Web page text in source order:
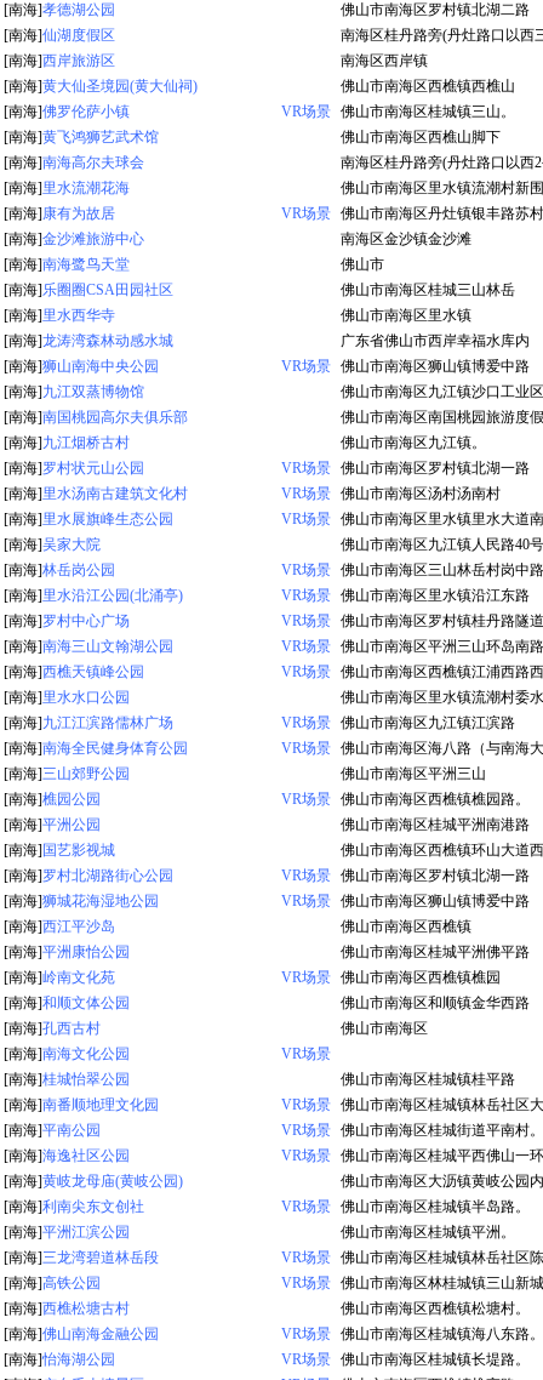
[南海]孝德湖公园
佛山市南海区罗村镇北湖二路
[南海]仙湖度假区
南海区桂丹路旁(丹灶路口以西
[南海]西岸旅游区
南海区西岸镇
[南海]黄大仙圣境园(黄大仙祠)
佛山市南海区西樵镇西樵山
[南海]佛罗伦萨小镇 VR场景
佛山市南海区桂城镇三山。
[南海]黄飞鸿狮艺武术馆
佛山市南海区西樵山脚下
[南海]南海高尔夫球会
南海区桂丹路旁(丹灶路口以西
[南海]里水流潮花海
佛山市南海区里水镇流潮村新围
[南海]康有为故居 VR场景
佛山市南海区丹灶镇银丰路苏村
[南海]金沙滩旅游中心
南海区金沙镇金沙滩
[南海]南海鹭鸟天堂
佛山市
[南海]乐圈圈CSA田园社区
佛山市南海区桂城三山林岳
[南海]里水西华寺
佛山市南海区里水镇
[南海]龙涛湾森林动感水城
广东省佛山市西岸幸福水库内
[南海]狮山南海中央公园 VR场景
佛山市南海区狮山镇博爱中路
[南海]九江双蒸博物馆
佛山市南海区九江镇沙口工业区
[南海]南国桃园高尔夫俱乐部
佛山市南海区南国桃园旅游度
[南海]九江烟桥古村
佛山市南海区九江镇。
[南海]罗村状元山公园 VR场景
佛山市南海区罗村镇北湖一路
[南海]里水汤南古建筑文化村 VR场景
佛山市南海区汤村汤南村
[南海]里水展旗峰生态公园 VR场景
佛山市南海区里水镇里水大道
[南海]吴家大院
佛山市南海区九江镇人民路40号
[南海]林岳岗公园 VR场景
佛山市南海区三山林岳村岗中
[南海]里水沿江公园(北涌亭) VR场景
佛山市南海区里水镇沿江东路
[南海]罗村中心广场 VR场景
佛山市南海区罗村镇桂丹路隧
[南海]南海三山文翰湖公园 VR场景
佛山市南海区平洲三山环岛南
[南海]西樵天镇峰公园 VR场景
佛山市南海区西樵镇江浦西路
[南海]里水水口公园
佛山市南海区里水镇流潮村委
[南海]九江江滨路儒林广场 VR场景
佛山市南海区九江镇江滨路
[南海]南海全民健身体育公园 VR场景
佛山市南海区海八路（与南海
[南海]三山郊野公园
佛山市南海区平洲三山
[南海]樵园公园 VR场景
佛山市南海区西樵镇樵园路。
[南海]平洲公园
佛山市南海区桂城平洲南港路
[南海] 国艺影视城
佛山市南海区西樵镇环山大道
[南海]罗村北湖路街心公园 VR场景
佛山市南海区罗村镇北湖一路
[南海]狮城花海湿地公园 VR场景
佛山市南海区狮山镇博爱中路
[南海]西江平沙岛
佛山市南海区西樵镇
[南海]平洲康怡公园
佛山市南海区桂城平洲佛平路
[南海]岭南文化苑 VR场景
佛山市南海区西樵镇樵园
[南海]和顺文体公园
佛山市南海区和顺镇金华西路
[南海]孔西古村
佛山市南海区
[南海]南海文化公园
VR场景
[南海]桂城怡翠公园
佛山市南海区桂城镇桂平路
[南海]南番顺地理文化园 VR场景
佛山市南海区桂城镇林岳社区
[南海]平南公园 VR场景
佛山市南海区桂城街道平南村。
[南海]海逸社区公园 VR场景
佛山市南海区桂城平西佛山一
[南海]黄岐龙母庙(黄岐公园)
佛山市南海区大沥镇黄岐公园
[南海]利南尖东文创社 VR场景
佛山市南海区桂城镇半岛路。
[南海]平洲江滨公园
佛山市南海区桂城镇平洲。
[南海]三龙湾碧道林岳段 VR场景
佛山市南海区桂城镇林岳社区
[南海]高铁公园 VR场景
佛山市南海区林桂城镇三山新
[南海]西樵松塘古村
佛山市南海区西樵镇松塘村。
[南海]佛山南海金融公园 VR场景
佛山市南海区桂城镇海八东路。
[南海]怡海湖公园 VR场景
佛山市南海区桂城镇长堤路。